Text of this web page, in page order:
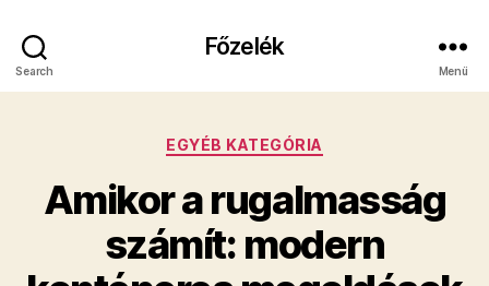
Search
Főzelék
Menü
Kategóriák
EGYÉB KATEGÓRIA
Amikor a rugalmasság
számít: modern